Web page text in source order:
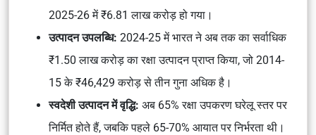
2025-26 में ₹6.81 लाख करोड़ हो गया।
उत्पादन उपलब्धि: 2024-25 में भारत ने अब तक का सर्वाधिक
₹1.50 लाख करोड़ का रक्षा उत्पादन प्राप्त किया, जो 2014-
15 के ₹46,429 करोड़ से तीन गुना अधिक है।
स्वदेशी उत्पादन में वृद्धि: अब 65% रक्षा उपकरण घरेलू स्तर पर
निर्मित होते हैं, जबकि पहले 65-70% आयात पर निर्भरता थी।